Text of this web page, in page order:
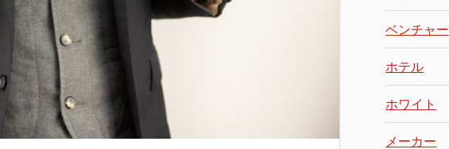
ベンチャー
ホテル
ホワイト
メーカー